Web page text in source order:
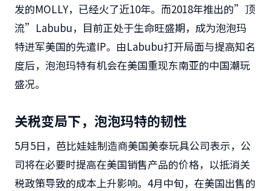
发的MOLLY，已经火了近10年。而2018年推出的”顶
流”Labubu，目前正处于生命旺盛期，成为泡泡玛
特进军美国的先遣IP。由Labubu打开局面与提高知名
度后，泡泡玛特有机会在美国重现东南亚的中国潮玩
盛况。
关税变局下，泡泡玛特的韧性
5月5日，芭比娃娃制造商美国美泰玩具公司表示，公
司将在必要时提高在美国销售产品的价格，以抵消关
税政策导致的成本上升影响。4月中旬，在美国出售的